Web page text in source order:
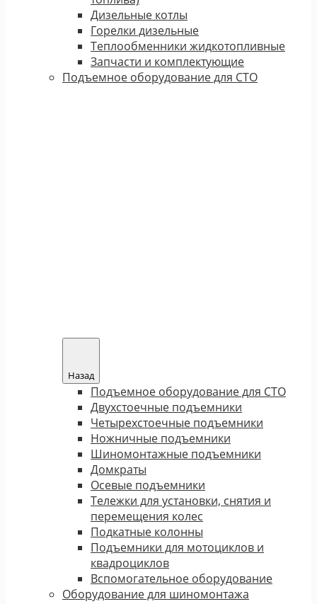
Дизельные котлы
Горелки дизельные
Теплообменники жидкотопливные
Запчасти и комплектующие
Подъемное оборудование для СТО
Назад
Подъемное оборудование для СТО
Двухстоечные подъемники
Четырехстоечные подъемники
Ножничные подъемники
Шиномонтажные подъемники
Домкраты
Осевые подъемники
Тележки для установки, снятия и
перемещения колес
Подкатные колонны
Подъемники для мотоциклов и
квадроциклов
Вспомогательное оборудование
Оборудование для шиномонтажа